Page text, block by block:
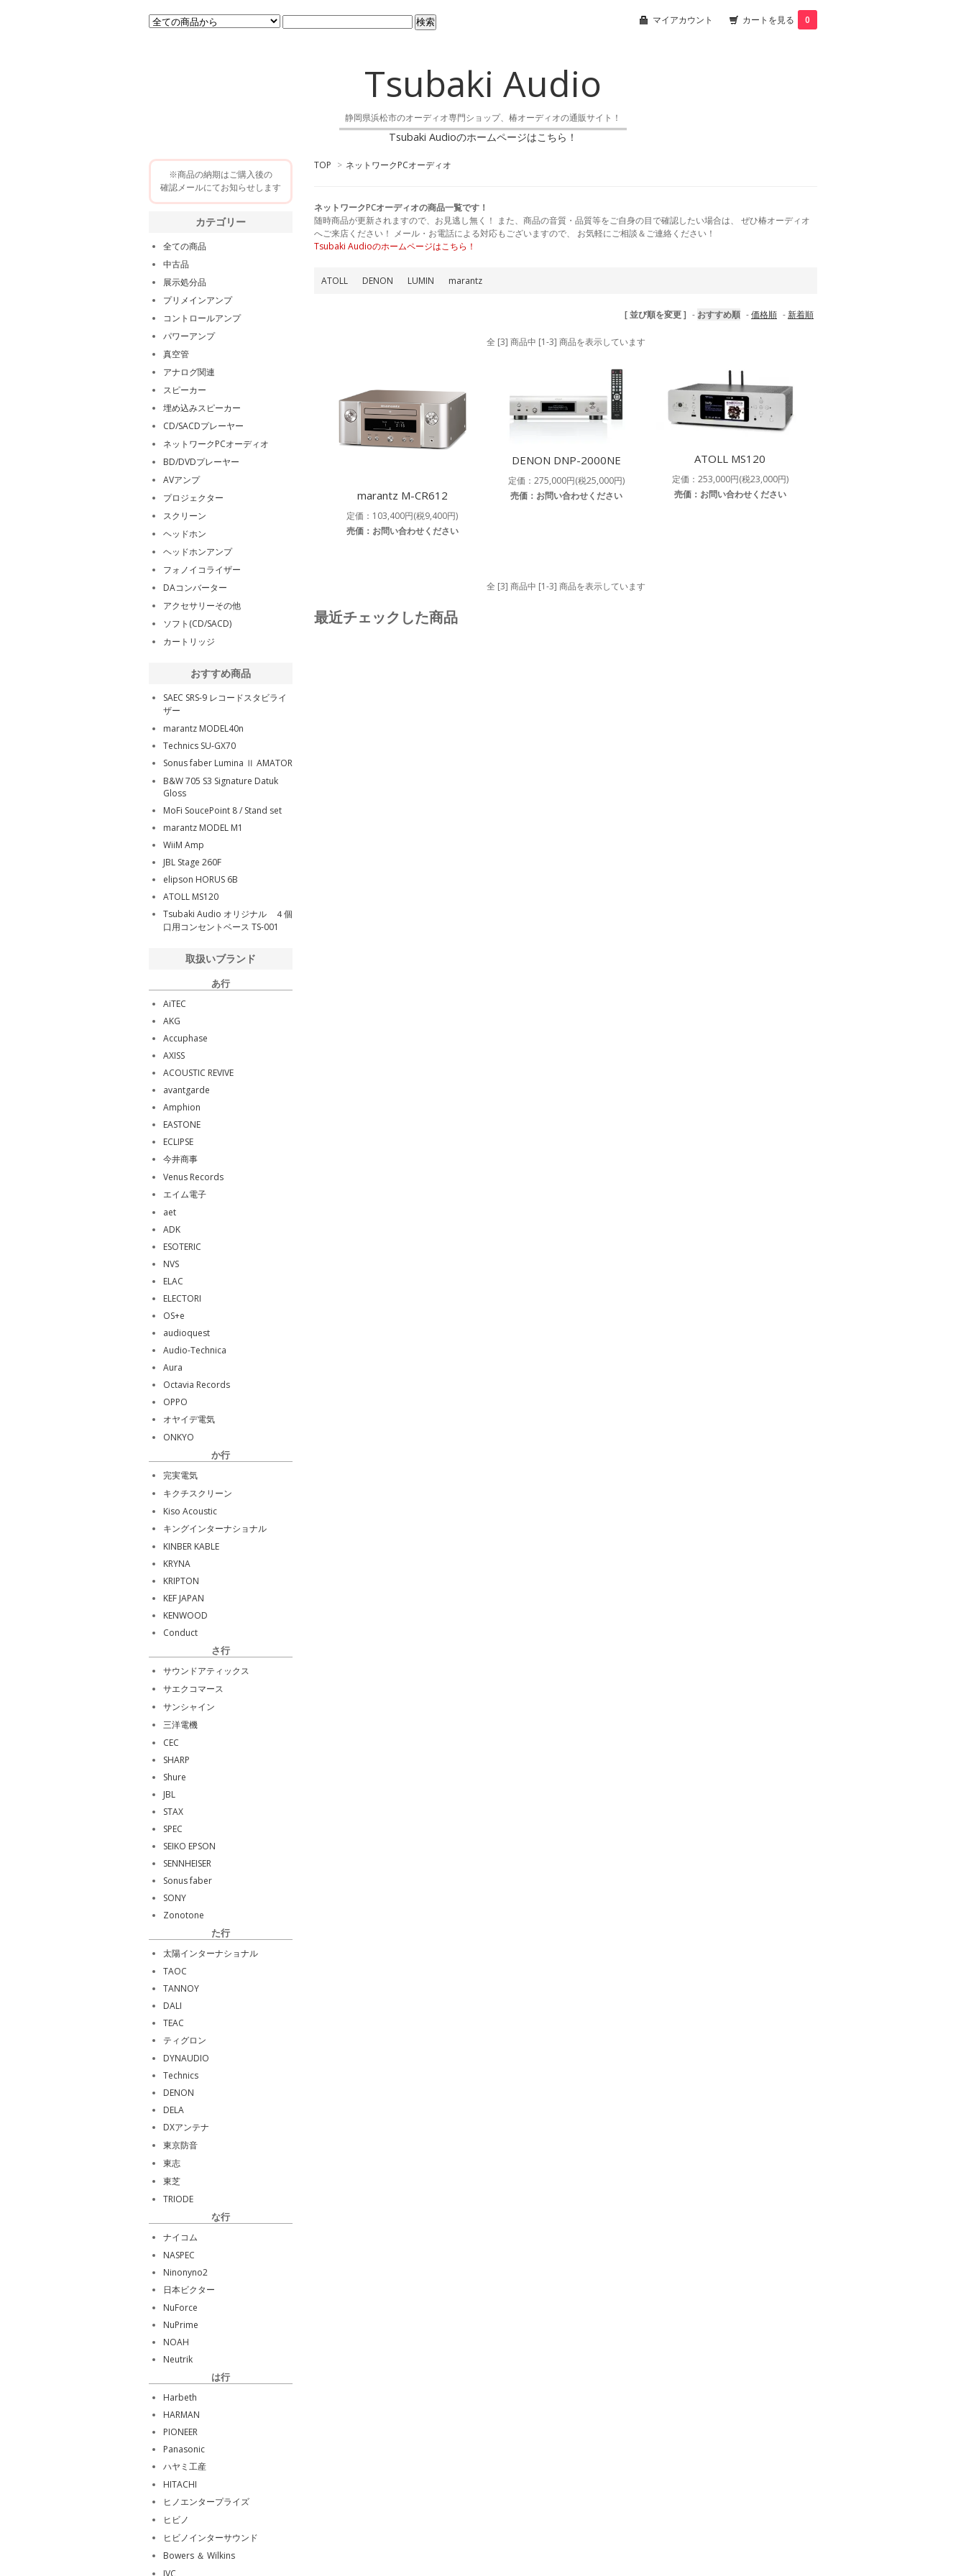
マイアカウント カートを見る 0
Tsubaki Audio
静岡県浜松市のオーディオ専門ショップ、椿オーディオの通販サイト！
Tsubaki Audioのホームページはこちら！
TOP > ネットワークPCオーディオ
ネットワークPCオーディオの商品一覧です！
随時商品が更新されますので、お見逃し無く！ また、商品の音質・品質等をご自身の目で確認したい場合は、 ぜひ椿オーディオ
へご来店ください！ メール・お電話による対応もございますので、 お気軽にご相談＆ご連絡ください！
Tsubaki Audioのホームページはこちら！
ATOLL DENON LUMIN marantz
[ 並び順を変更 ] - おすすめ順 -価格順 -新着順
全 [3] 商品中 [1-3] 商品を表示しています
marantz M-CR612
定価：103,400円(税9,400円)
売価：お問い合わせください
DENON DNP-2000NE
定価：275,000円(税25,000円)
売価：お問い合わせください
ATOLL MS120
定価：253,000円(税23,000円)
売価：お問い合わせください
全 [3] 商品中 [1-3] 商品を表示しています
最近チェックした商品
※商品の納期はご購入後の
確認メールにてお知らせします
カテゴリー
全ての商品
中古品
展示処分品
プリメインアンプ
コントロールアンプ
パワーアンプ
真空管
アナログ関連
スピーカー
埋め込みスピーカー
CD/SACDプレーヤー
ネットワークPCオーディオ
BD/DVDプレーヤー
AVアンプ
プロジェクター
スクリーン
ヘッドホン
ヘッドホンアンプ
フォノイコライザー
DAコンバーター
アクセサリーその他
ソフト(CD/SACD)
カートリッジ
おすすめ商品
SAEC SRS-9 レコードスタビライ
ザー
marantz MODEL40n
Technics SU-GX70
Sonus faber Lumina Ⅱ AMATOR
B&W 705 S3 Signature Datuk
Gloss
MoFi SoucePoint 8 / Stand set
marantz MODEL M1
WiiM Amp
JBL Stage 260F
elipson HORUS 6B
ATOLL MS120
Tsubaki Audio オリジナル ４個
口用コンセントベース TS-001
取扱いブランド
あ行
AiTEC
AKG
Accuphase
AXISS
ACOUSTIC REVIVE
avantgarde
Amphion
EASTONE
ECLIPSE
今井商事
Venus Records
エイム電子
aet
ADK
ESOTERIC
NVS
ELAC
ELECTORI
OS+e
audioquest
Audio-Technica
Aura
Octavia Records
OPPO
オヤイデ電気
ONKYO
か行
完実電気
キクチスクリーン
Kiso Acoustic
キングインターナショナル
KINBER KABLE
KRYNA
KRIPTON
KEF JAPAN
KENWOOD
Conduct
さ行
サウンドアティックス
サエクコマース
サンシャイン
三洋電機
CEC
SHARP
Shure
JBL
STAX
SPEC
SEIKO EPSON
SENNHEISER
Sonus faber
SONY
Zonotone
た行
太陽インターナショナル
TAOC
TANNOY
DALI
TEAC
ティグロン
DYNAUDIO
Technics
DENON
DELA
DXアンテナ
東京防音
東志
東芝
TRIODE
な行
ナイコム
NASPEC
Ninonyno2
日本ビクター
NuForce
NuPrime
NOAH
Neutrik
は行
Harbeth
HARMAN
PIONEER
Panasonic
ハヤミ工産
HITACHI
ヒノエンタープライズ
ヒビノ
ヒビノインターサウンド
Bowers ＆ Wilkins
JVC